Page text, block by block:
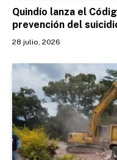
Quindío lanza el
prevención del
28 julio, 2026